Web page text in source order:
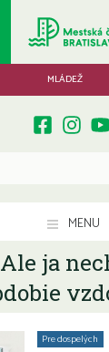
MLÁDEŽ
MENU
ja
Pre dospelých